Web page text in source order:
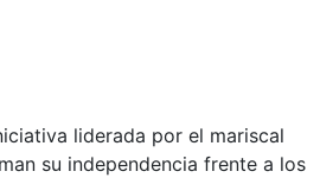
liderada por el mariscal
su independencia frente a los